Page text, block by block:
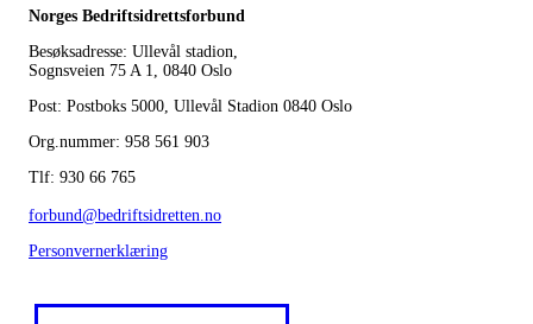
Norges Bedriftsidrettsforbund
Besøksadresse: Ullevål stadion,
Sognsveien 75 A 1, 0840 Oslo
Post: Postboks 5000, Ullevål Stadion 0840 Oslo
Org.nummer: 958 561 903
Tlf: 930 66 765
forbund@bedriftsidretten.no
Personvernerklæring